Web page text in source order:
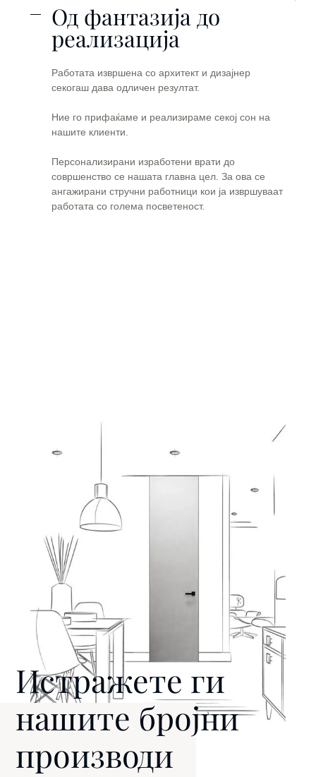
Од фантазија до
реализација
Работата извршена со архитект и дизајнер
секогаш дава одличен резултат.
Ние го прифаќаме и реализираме секој сон на
нашите клиенти.
Персонализирани изработени врати до
совршенство се нашата главна цел. За ова се
ангажирани стручни работници кои ја извршуваат
работата со голема посветеност.
Истражете ги
нашите бројни
производи